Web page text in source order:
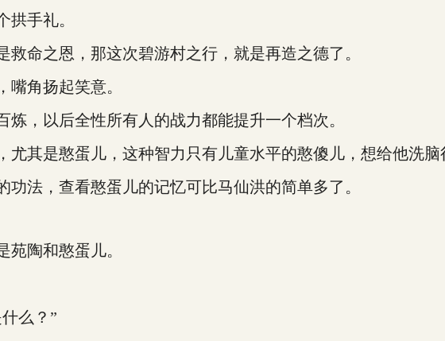
手礼。
命之恩，那这次碧游村之行，就是再造之德了。
角扬起笑意。
，以后全性所有人的战力都能提升一个档次。
其是憨蛋儿，这种智力只有儿童水平的憨傻儿，想给他洗脑
法，查看憨蛋儿的记忆可比马仙洪的简单多了。
陶和憨蛋儿。
么？”